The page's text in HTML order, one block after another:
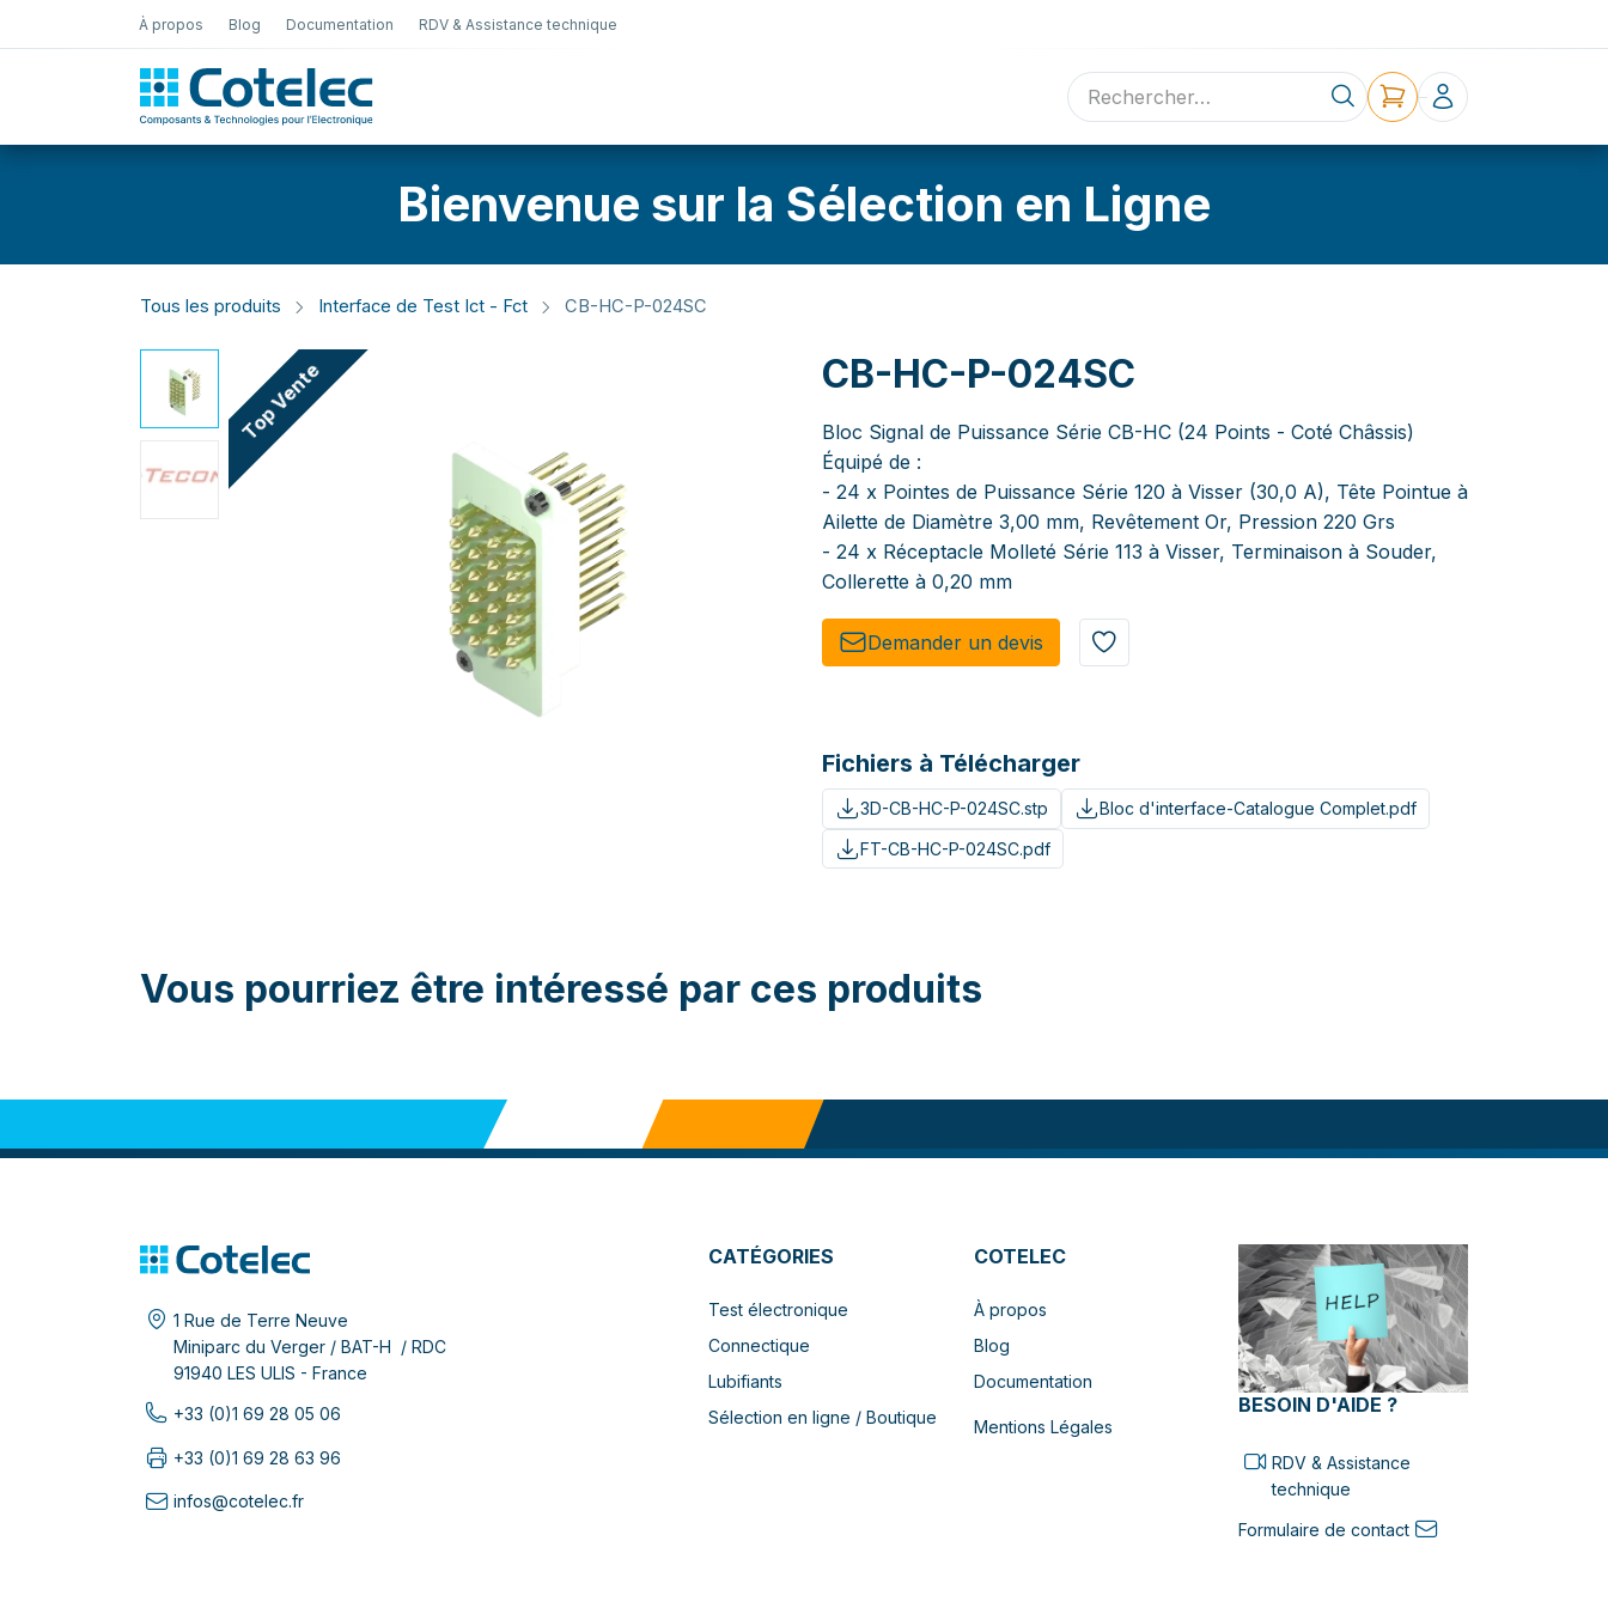
À propos Blog Documentation RDV & Assistance technique
Sélection en ligne Contact
Bienvenue sur la Sélection en Ligne
Tous les produits Interface de Test Ict - Fct CB-HC-P-024SC
Top Vente CB-HC-P-024SC
Bloc Signal de Puissance Série CB-HC (24 Points - Coté Châssis)
Équipé de :
- 24 x Pointes de Puissance Série 120 à Visser (30,0 A), Tête Pointue à
Ailette de Diamètre 3,00 mm, Revêtement Or, Pression 220 Grs
- 24 x Réceptacle Molleté Série 113 à Visser, Terminaison à Souder,
Collerette à 0,20 mm
Demander un de​​vis​​
Fichiers à Télécharger
3D-CB-HC-P-024SC.stp
Bloc d'interface-Catalogue Complet.pdf
FT-CB-HC-P-024SC.pdf
Vous pourriez être intéressé par ces produits
1 Rue de Terre Neuve
Miniparc du Verger / BAT-H / RDC
91940 LES ULIS - France
+33 (0)1 69 28 05 06
+33 (0)1 69 28 63 96
infos@cotelec.fr
CATÉGORIES
Test électronique
Connectique
Lubifiants
Sélection en ligne / Boutique
COTELEC
À propos
Blog
Documentation
Mentions Légales
BESOIN D'AIDE ?
RDV & Assistance
technique
Formulaire de contact